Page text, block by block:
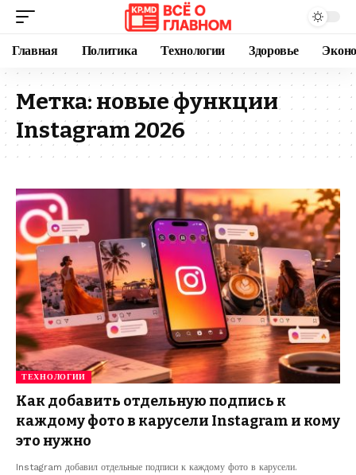
Главная Политика Технологии Здоровье
Метка: новые функции
Instagram 2026
ТЕХНОЛОГИИ
Как добавить отдельную подпись к
каждому фото в карусели Instagram и кому
это нужно
Instagram добавил отдельные подписи к каждому фото в карусели.